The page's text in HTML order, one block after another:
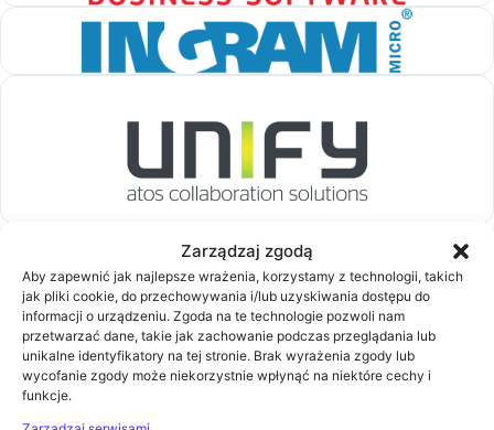
Zarządzaj zgodą
Aby zapewnić jak najlepsze wrażenia, korzystamy z technologii, takich
jak pliki cookie, do przechowywania i/lub uzyskiwania dostępu do
informacji o urządzeniu. Zgoda na te technologie pozwoli nam
przetwarzać dane, takie jak zachowanie podczas przeglądania lub
unikalne identyfikatory na tej stronie. Brak wyrażenia zgody lub
wycofanie zgody może niekorzystnie wpłynąć na niektóre cechy i
funkcje.